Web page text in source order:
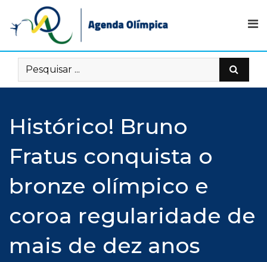
content
Histórico! Bruno
Fratus conquista o
bronze olímpico e
coroa regularidade de
mais de dez anos